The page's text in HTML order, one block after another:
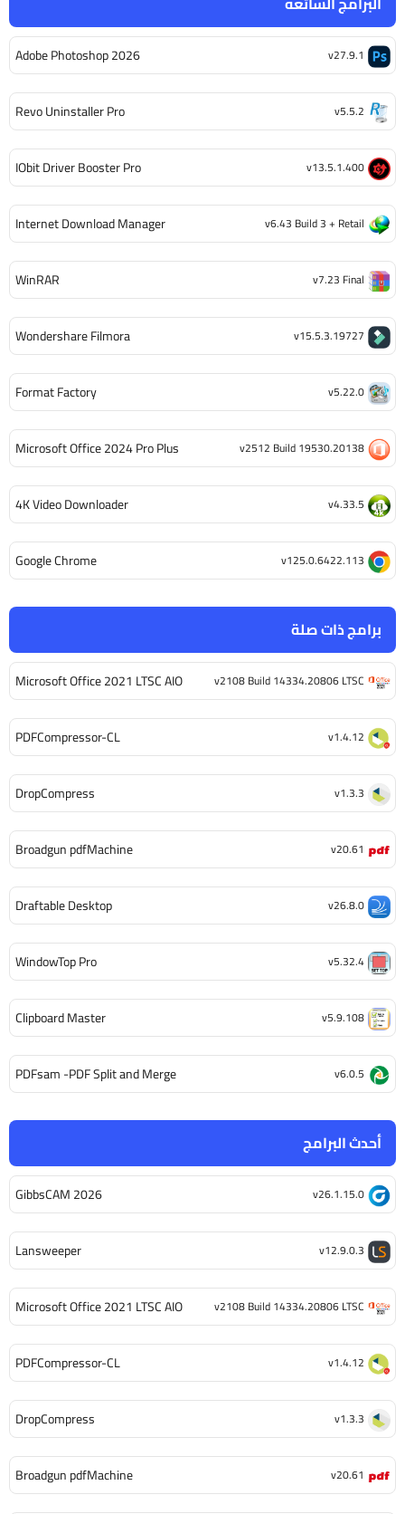
أحدث البرامج
GibbsCAM 2026 v26.1.15.0
Lansweeper v12.9.0.3
Microsoft Office 2021 LTSC AIO v2108 Build 14334.20806 LTSC
PDFCompressor-CL v1.4.12
DropCompress v1.3.3
Broadgun pdfMachine v20.61
برامج ذات صلة
Microsoft Office 2021 LTSC AIO v2108 Build 14334.20806 LTSC
PDFCompressor-CL v1.4.12
DropCompress v1.3.3
Broadgun pdfMachine v20.61
Draftable Desktop v26.8.0
WindowTop Pro v5.32.4
Clipboard Master v5.9.108
PDFsam -PDF Split and Merge v6.0.5
Adobe Photoshop 2026 v27.9.1
Revo Uninstaller Pro v5.5.2
IObit Driver Booster Pro v13.5.1.400
Internet Download Manager v6.43 Build 3 + Retail
WinRAR v7.23 Final
Wondershare Filmora v15.5.3.19727
Format Factory v5.22.0
Microsoft Office 2024 Pro Plus v2512 Build 19530.20138
4K Video Downloader v4.33.5
Google Chrome v125.0.6422.113